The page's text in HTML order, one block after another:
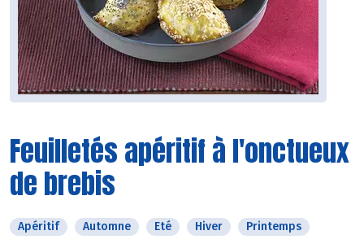
Feuilletés apéritif à l'onctueux
de brebis
Apéritif Automne Eté Hiver Printemps